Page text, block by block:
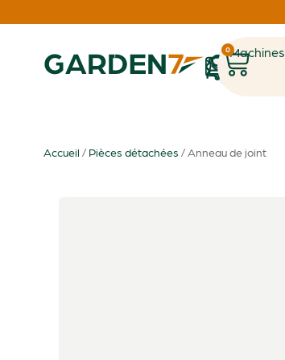
1
0Machines
Accueil / Pièces détachées / Anneau de joint